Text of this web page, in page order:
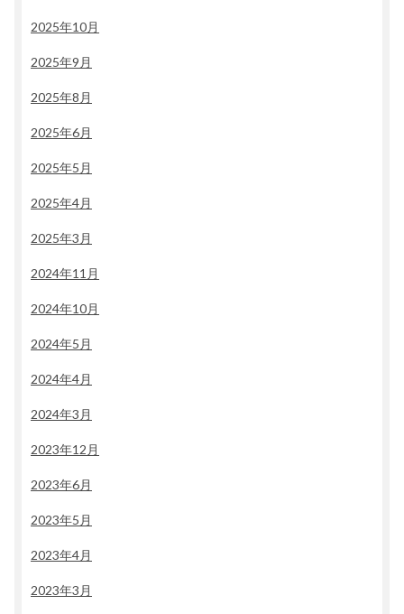
2025年10月
2025年9月
2025年8月
2025年6月
2025年5月
2025年4月
2025年3月
2024年11月
2024年10月
2024年5月
2024年4月
2024年3月
2023年12月
2023年6月
2023年5月
2023年4月
2023年3月